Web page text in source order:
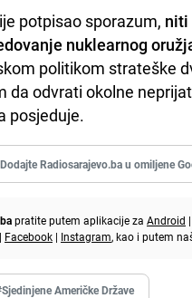
potpisao sporazum, niti
nuklearnog
politikom strateške
da odvrati okolne
posjeduje.
Dodajte Radiosarajevo.ba u omiljene
pratite putem aplikacije za Android |
| Facebook | Instagram, kao i putem
Američke Države